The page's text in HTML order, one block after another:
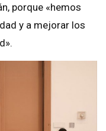
porque «hemos
y a mejorar los